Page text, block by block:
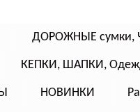
ДОРОЖНЫЕ
КЕПКИ, ШАПКИ,
НОВИНКИ